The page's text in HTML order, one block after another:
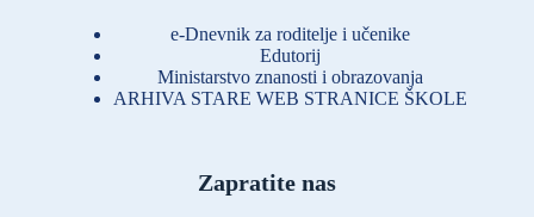
e-Dnevnik za roditelje i učenike
Edutorij
Ministarstvo znanosti i obrazovanja
ARHIVA STARE WEB STRANICE ŠKOLE
Zapratite nas